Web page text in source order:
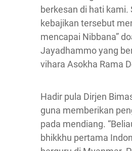
berkesan di hati kami.
kebajikan tersebut
mencapai Nibbana”
Jayadhammo yang
vihara Asokha Rama
Hadir pula Dirjen
guna memberikan
pada mendiang.
bhikkhu pertama